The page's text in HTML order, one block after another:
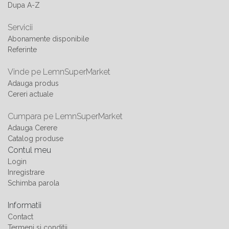
Dupa A-Z
Servicii
Abonamente disponibile
Referinte
Vinde pe LemnSuperMarket
Adauga produs
Cereri actuale
Cumpara pe LemnSuperMarket
Adauga Cerere
Catalog produse
Contul meu
Login
Inregistrare
Schimba parola
Informatii
Contact
Termeni si conditii